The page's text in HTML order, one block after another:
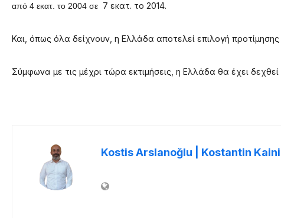
από 4 εκατ. το 2004 σε 7 εκατ. το 2014.
Και, όπως όλα δείχνουν, η Ελλάδα αποτελεί επιλογή
Σύμφωνα με τις μέχρι τώρα εκτιμήσεις, η Ελλάδα θα έχει
Kostis Arslanoğlu | Kostantin